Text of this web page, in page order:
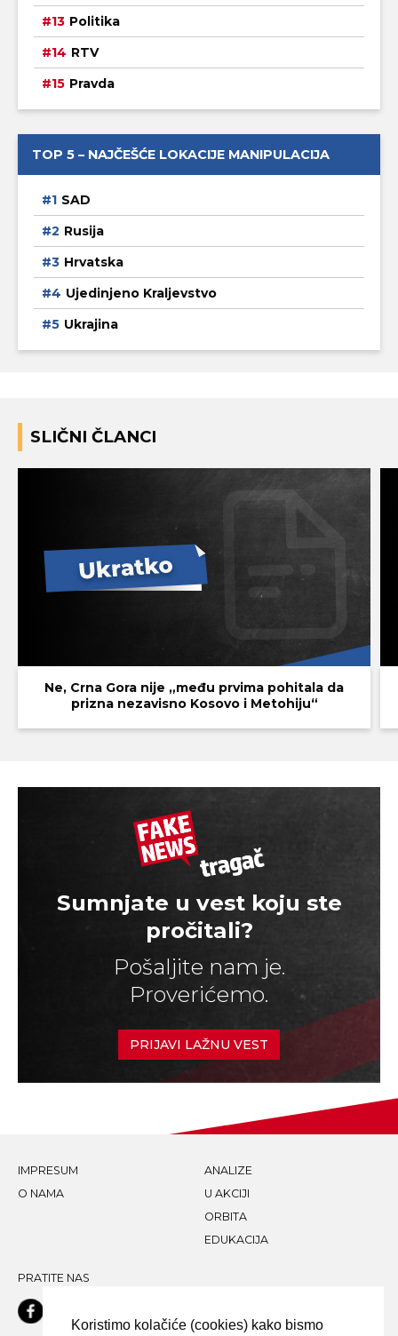
Politika
RTV
Pravda
TOP 5 – NAJČEŠĆE LOKACIJE MANIPULACIJA
SAD
Rusija
Hrvatska
Ujedinjeno Kraljevstvo
Ukrajina
SLIČNI ČLANCI
Ne, Crna Gora nije „među prvima pohitala da
prizna nezavisno Kosovo i Metohiju“
Sumnjate u vest koju ste
pročitali?
Pošaljite nam je.
Proverićemo.
PRIJAVI LAŽNU VEST
IMPRESUM
O NAMA
ANALIZE
U AKCIJI
ORBITA
EDUKACIJA
PRATITE NAS
Koristimo kolačiće (cookies) kako bismo